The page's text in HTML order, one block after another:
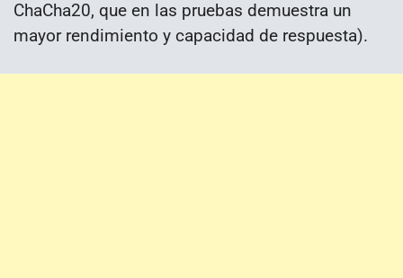
ChaCha20, que en las pruebas demuestra un
mayor rendimiento y capacidad de respuesta).